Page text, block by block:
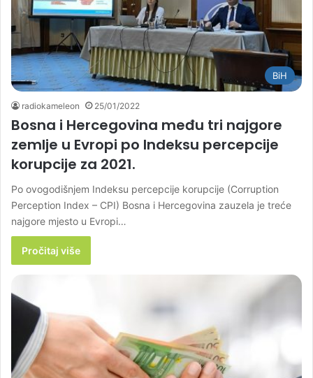
BiH
radiokameleon 25/01/2022
Bosna i Hercegovina među tri najgore
zemlje u Evropi po Indeksu percepcije
korupcije za 2021.
Po ovogodišnjem Indeksu percepcije korupcije (Corruption
Perception Index – CPI) Bosna i Hercegovina zauzela je treće
najgore mjesto u Evropi…
Pročitaj više